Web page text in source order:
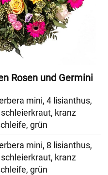
Rosen und Germini
mini, 4 lisianthus,
kranz
grün
mini, 8 lisianthus,
kranz
grün